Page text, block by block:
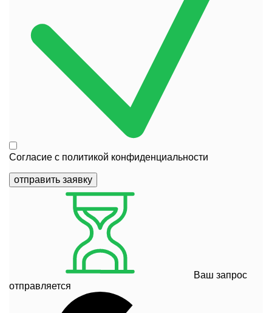
Согласие с политикой конфиденциальности
отправить заявку
Ваш запрос
отправляется